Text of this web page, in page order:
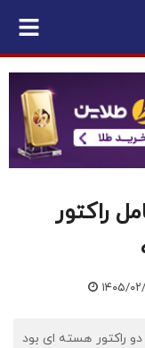
راکتور
- ۱۴:۳۰
راکتور هسته ای بود